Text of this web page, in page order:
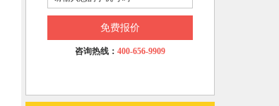
免费报价
咨询热线： 400-656-9909